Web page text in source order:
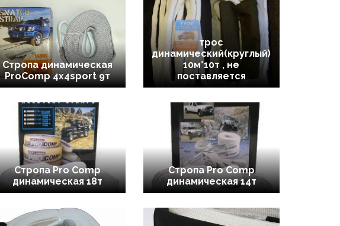
Стропа динамическая
ProComp 4x4sport 9т
трос
динамический(круглый)
10м*10т , не
поставляется
Стропа Pro Comp
динамическая 18т
Стропа Pro Comp
динамическая 14т